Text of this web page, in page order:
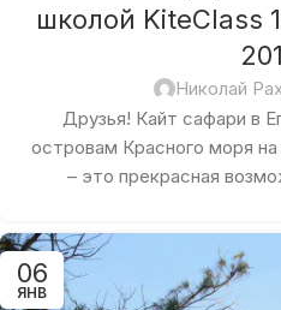
школой KiteClass
Николай
Друзья! Кайт сафари в
островам Красного моря
– это прекрасная
06
ЯНВ